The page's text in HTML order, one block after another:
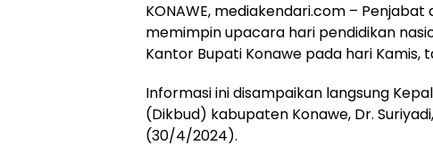
KONAWE, mediakendari.com –
memimpin upacara hari pendidikan
Kantor Bupati Konawe pada hari Kamis,
Informasi ini disampaikan langsung
(Dikbud) kabupaten Konawe, Dr.
(30/4/2024).